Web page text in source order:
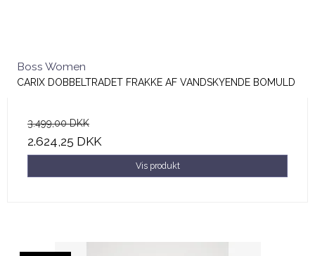
Boss Women
CARIX DOBBELTRADET FRAKKE AF VANDSKYENDE BOMULD
3.499,00 DKK
2.624,25 DKK
Vis produkt